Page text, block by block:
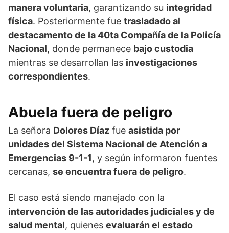
manera voluntaria, garantizando su integridad
física. Posteriormente fue trasladado al
destacamento de la 40ta Compañía de la Policía
Nacional, donde permanece bajo custodia
mientras se desarrollan las investigaciones
correspondientes.
Abuela fuera de peligro
La señora Dolores Díaz fue asistida por
unidades del Sistema Nacional de Atención a
Emergencias 9-1-1, y según informaron fuentes
cercanas, se encuentra fuera de peligro.
El caso está siendo manejado con la
intervención de las autoridades judiciales y de
salud mental, quienes evaluarán el estado